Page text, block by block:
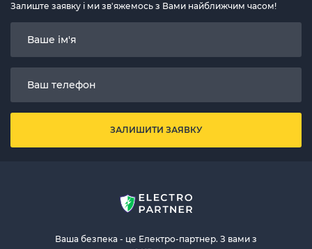
Залиште заявку і ми зв'яжемось з Вами найближчим часом!
ЗАЛИШИТИ ЗАЯВКУ
Ваша безпека - це Електро-партнер. З вами з